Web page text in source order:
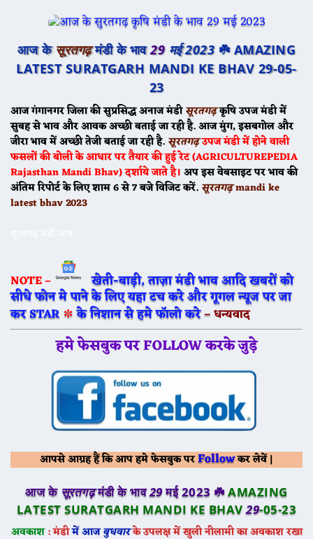
आज केसूरतगढ़मंडी के भाव29मई 2023☘️ AMAZING
LATEST SURATGARH MANDI KE BHAV 29-05-
23
आज गंगानगर जिला की सुप्रसिद्ध अनाज मंडीसूरतगढ़कृषि उपज मंडी में
सुबह से भाव और आवक अच्छी बताई जा रही है. आज मुंग, इसबगोल और
जीरा भाव में अच्छी तेजी बताई जा रही है. सूरतगढ़उपज मंडी में होने वाली
फसलों की बोली के आधार पर तैयार की हुई रेट (AGRICULTUREPEDIA
Rajasthan Mandi Bhav) दर्शाये जाते है। अप इस वेबसाइट पर भाव की
अंतिम रिपोर्ट के लिए शाम 6 से 7 बजे विजिट करें. सूरतगढ़mandi ke
latest bhav 2023
NOTE – खेती-बाड़ी, ताज़ा मंडी भाव आदि खबरों को
सीधे फोन मे पाने के लिए यहा टच करे और गूगल न्यूज पर जा
कर STAR∗के निशान से हमे फॉलो करे–धन्यवाद
हमे फेसबुक पर FOLLOW करके जुड़े
आपसे आग्रह हैं कि आप हमे फेसबुक परFollowकर लेवें |
आज के सूरतगढ़मंडी के भाव29मई2023 ☘️AMAZING
LATEST SURATGARH MANDI KE BHAV29-05-23
अवकाश: मंडीमें आज बुधवारके उपलक्ष में खुली नीलामी का अवकाश रखा